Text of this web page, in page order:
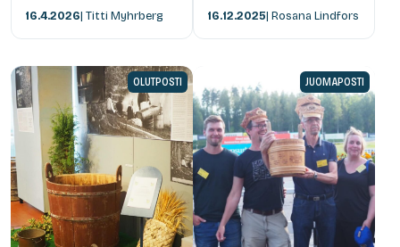
16.4.2026| Titti Myhrberg 16.12.2025| Rosana Lindfors
OLUTPOSTI JUOMAPOSTI